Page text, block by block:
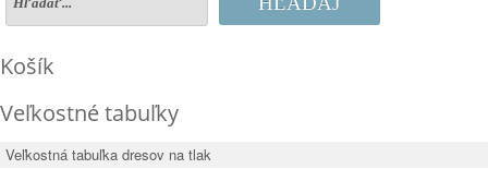
Košík
Veľkostné tabuľky
Veľkostná tabuľka dresov na tlak